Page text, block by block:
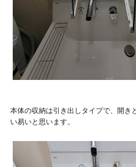
本体の収納は引き出しタイプで、開き
い易いと思います。